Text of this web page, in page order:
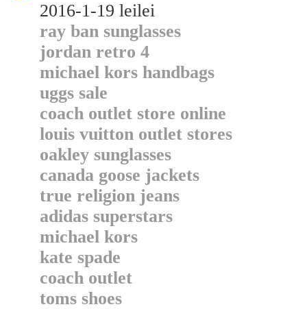
2016-1-19 leilei
ray ban sunglasses
jordan retro 4
michael kors handbags
uggs sale
coach outlet store online
louis vuitton outlet stores
oakley sunglasses
canada goose jackets
true religion jeans
adidas superstars
michael kors
kate spade
coach outlet
toms shoes